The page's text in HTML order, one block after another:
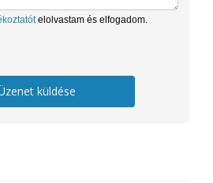
elolvastam és elfogadom.
küldése